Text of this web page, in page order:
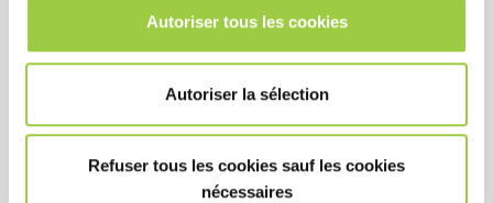
Autoriser tous les cookies
Autoriser la sélection
Refuser tous les cookies sauf les cookies
nécessaires
volumes reproductibles de flux.
aucun nettoyage de résidus de flux nécessaire
HSE
Pas de substances CMR